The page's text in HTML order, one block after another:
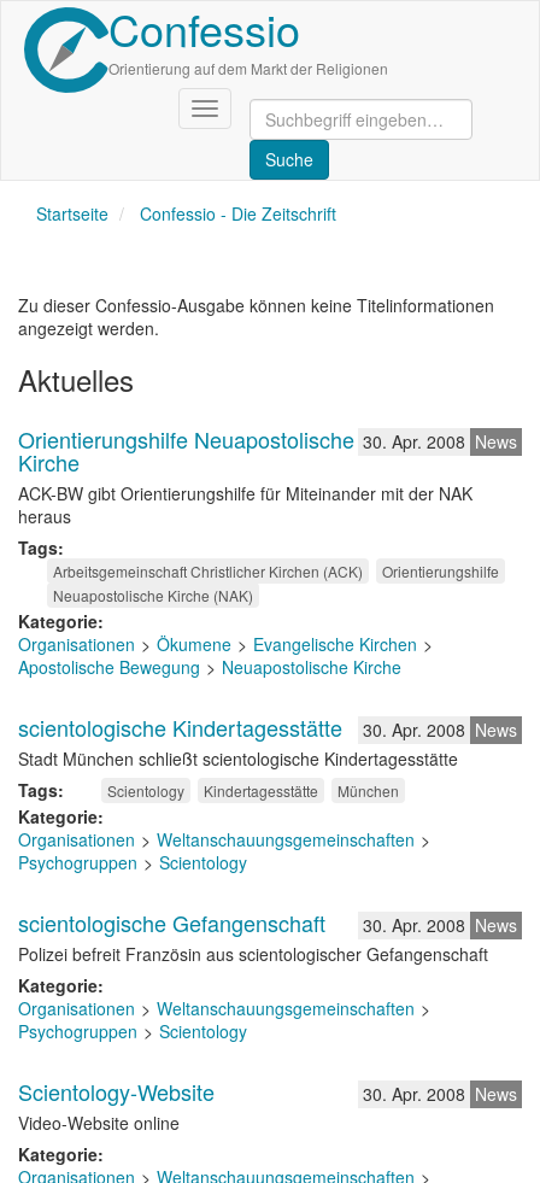
Direkt
zum
Inhalt
Confessio
Orientierung auf dem Markt der Religionen
Navigation
aktivieren/deaktivieren
Startseite Confessio - Die Zeitschrift
Zu dieser Confessio-Ausgabe können keine Titelinformationen
angezeigt werden.
Aktuelles
News
30. Apr. 2008
Orientierungshilfe Neuapostolische
Kirche
ACK-BW gibt Orientierungshilfe für Miteinander mit der NAK
heraus
Tags
Arbeitsgemeinschaft Christlicher Kirchen (ACK)
Orientierungshilfe
Neuapostolische Kirche (NAK)
Kategorie
Organisationen
Ökumene
Evangelische Kirchen
Apostolische Bewegung
Neuapostolische Kirche
News
30. Apr. 2008
scientologische Kindertagesstätte
Stadt München schließt scientologische Kindertagesstätte
Tags
Scientology Kindertagesstätte München
Kategorie
Organisationen
Weltanschauungsgemeinschaften
Psychogruppen
Scientology
News
30. Apr. 2008
scientologische Gefangenschaft
Polizei befreit Französin aus scientologischer Gefangenschaft
Kategorie
Organisationen
Weltanschauungsgemeinschaften
Psychogruppen
Scientology
News
30. Apr. 2008
Scientology-Website
Video-Website online
Kategorie
Organisationen
Weltanschauungsgemeinschaften